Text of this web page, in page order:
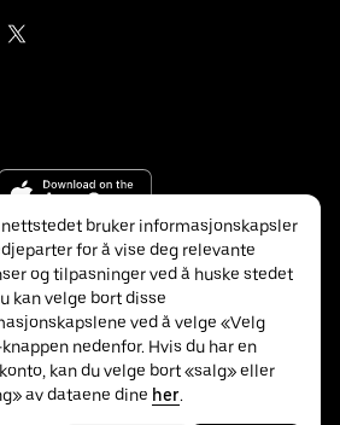
Inc.
bruker informasjonskapsler
for å vise deg relevante
og tilpasninger ved å huske stedet
kan velge bort disse
ved å velge «Velg
nedenfor. Hvis du har en
kan du velge bort «salg» eller
av dataene dine her.